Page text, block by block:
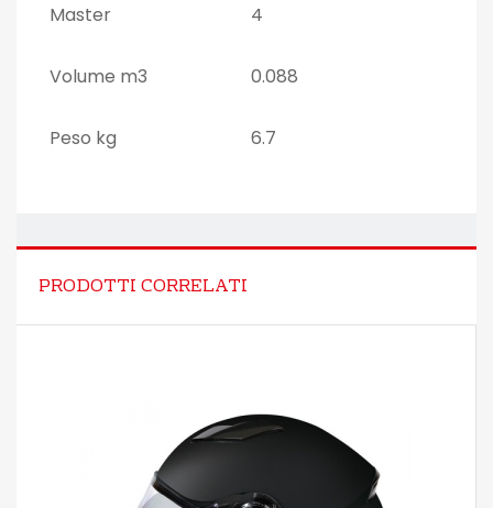
Master 4
Volume m3 0.088
Peso kg 6.7
PRODOTTI CORRELATI